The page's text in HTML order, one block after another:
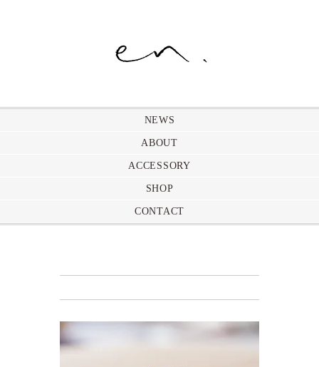
NEWS
ABOUT
ACCESSORY
SHOP
CONTACT